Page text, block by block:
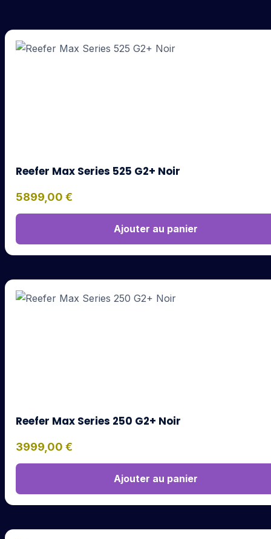
Reefer Max Series 525 G2+ Noir
5899,00 €
Ajouter au panier
Reefer Max Series 250 G2+ Noir
3999,00 €
Ajouter au panier